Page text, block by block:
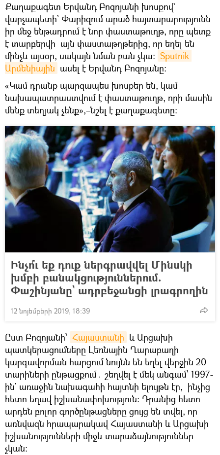
Քաղաքագետ Երվանդ Բոզոյանի խոսքով`
վարչապետի՝ Փարիզում արած հայտարարությունն
իր մեջ ենթադրում է նոր փաստաթուղթ, որը պետք
է տարբերվի այն փաստաթղթերից, որ եղել են
մինչև այսօր, սակայն նման բան չկա։ Sputnik
Արմենիային ասել է Երվանդ Բոզոյանը։
«Կամ դրանք պարզապես խոսքեր են, կամ
նախապատրաստվում է փաստաթուղթ, որի մասին
մենք տեղյակ չենք»,–նշել է քաղաքագետը։
Ինչո՞ւ եք դուք ներգրավվել Մինսկի
խմբի բանակցություններում.
Փաշինյանը` ադրբեջանցի լրագրողին
12 նոյեմբերի 2019, 18:39
Ըստ Բոզոյանի՝ Հայաստանի և Արցախի
պատկերացումները Լեռնային Ղարաբաղի
կարգավորման հարցում նույնն են եղել վերջին 20
տարիների ընթացքում․ շեղվել է մեկ անգամ՝ 1997-
ին` առաջին նախագահի հայտնի ելույթն էր, ինչից
հետո եղավ իշխանափոխություն։ Դրանից հետո
արդեն բոլոր գործընթացները ցույց են տվել, որ
առնվազն հրապարակավ Հայաստանի և Արցախի
իշխանությունների միջև տարաձայնություններ
չկան։